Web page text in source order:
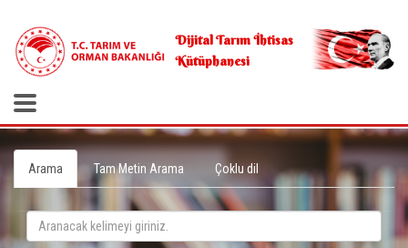
Dijital Tarım İhtisas
Kütüphanesi
Arama Tam Metin Arama Çoklu dil